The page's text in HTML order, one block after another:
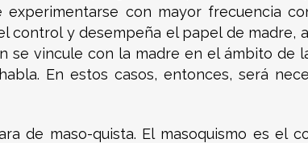
con mayor frecuencia
control y desempeña el papel de madre,
se vincule con la madre en el ámbito de
En estos casos, entonces, será
de maso-quista. El masoquismo es el